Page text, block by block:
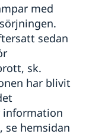
med
sedan
sk.
har blivit
information
se hemsidan